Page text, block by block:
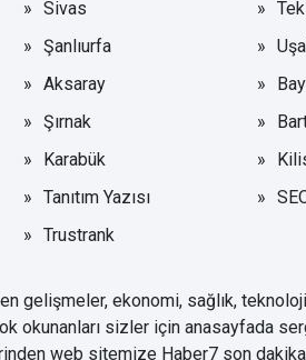
Sivas
Şanlıurfa
Aksaray
Şırnak
Karabük
Tanıtım Yazısı
Trustrank
gelişmeler, ekonomi, sağlık,
okunanları sizler için anasayfada
web sitemize Haber7 son dakika